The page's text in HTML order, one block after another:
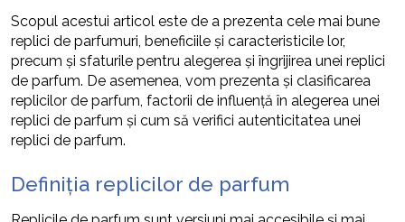
Scopul acestui articol este de a prezenta cele mai bune
replici de parfumuri, beneficiile și caracteristicile lor,
precum și sfaturile pentru alegerea și îngrijirea unei replici
de parfum. De asemenea, vom prezenta și clasificarea
replicilor de parfum, factorii de influență în alegerea unei
replici de parfum și cum să verifici autenticitatea unei
replici de parfum.
Definiția replicilor de parfum